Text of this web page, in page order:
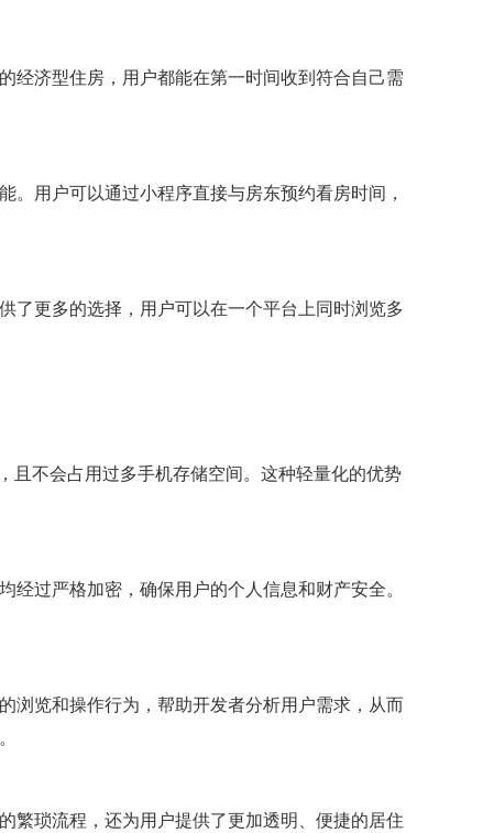
经济型住房，用户都能在第一时间收到符合自己需
用户可以通过小程序直接与房东预约看房时间，
了更多的选择，用户可以在一个平台上同时浏览多
且不会占用过多手机存储空间。这种轻量化的优势
过严格加密，确保用户的个人信息和财产安全。
浏览和操作行为，帮助开发者分析用户需求，从而
繁琐流程，还为用户提供了更加透明、便捷的居住